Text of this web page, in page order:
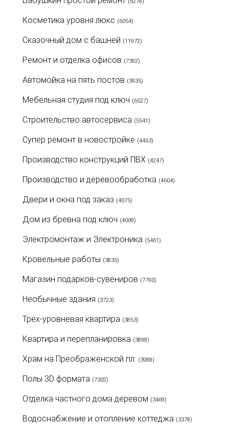
Косметика уровня люкс (6054)
Сказочный дом с башней (11972)
Ремонт и отделка офисов (7392)
Автомойка на пять постов (3935)
Мебельная студия под ключ (6527)
Строительство автосервиса (5541)
Супер ремонт в новостройке (4463)
Производство конструкций ПВХ (4247)
Производство и деревообработка (4604)
Двери и окна под заказ (4075)
Дом из бревна под ключ (4009)
Электромонтаж и Электроника (5461)
Кровельные работы (3835)
Магазин подарков-сувениров (7790)
Необычные здания (3723)
Трех-уровневая квартира (3853)
Квартира и перепланировка (3898)
Храм на Преображенской пл. (3988)
Полы 3D формата (7302)
Отделка частного дома деревом (3469)
Водоснабжение и отопление коттеджа (3378)